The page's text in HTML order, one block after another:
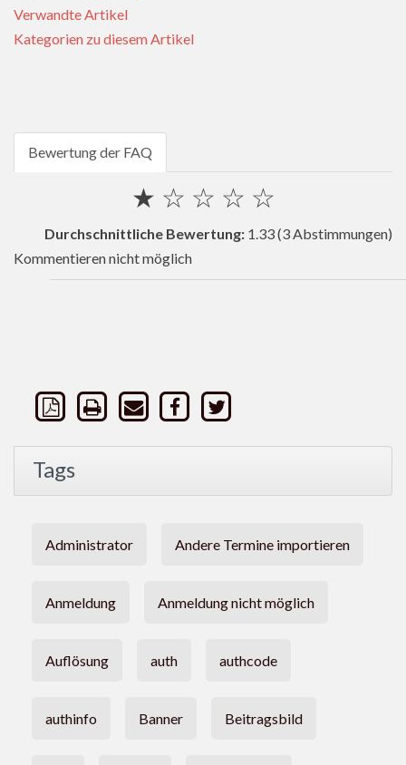
Verwandte Artikel
Kategorien zu diesem Artikel
Bewertung der FAQ
☆
☆
☆
☆
★
Durchschnittliche Bewertung: 1.33(3 Abstimmungen)
Kommentieren nicht möglich
Tags
Administrator Andere Termine importieren
Anmeldung Anmeldung nicht möglich
Auflösung auth authcode
authinfo Banner Beitragsbild